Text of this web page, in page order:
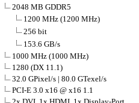
2048 MB GDDR5
1200 MHz (1200 MHz)
256 bit
153.6 GB/s
1000 MHz (1000 MHz)
1280 (DX 11.1)
32.0 GPixel/s | 80.0 GTexel/s
PCI-E 3.0 x16 @ x16 1.1